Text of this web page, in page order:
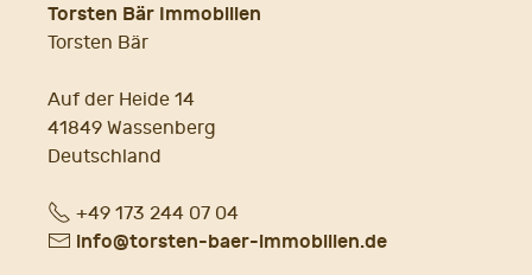
Torsten Bär Immobilien
Torsten Bär
Auf der Heide 14
41849 Wassenberg
Deutschland
Fon+49 173 244 07 04
E- info@torsten-baer-immobilien.de